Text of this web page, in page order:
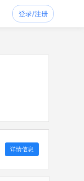
登录/注册
详情信息